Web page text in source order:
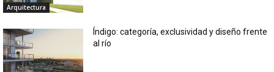
Arquitectura
Índigo: categoría, exclusividad y diseño frente
al río